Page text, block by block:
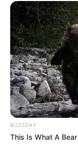
BUZZDAY
This Is What A